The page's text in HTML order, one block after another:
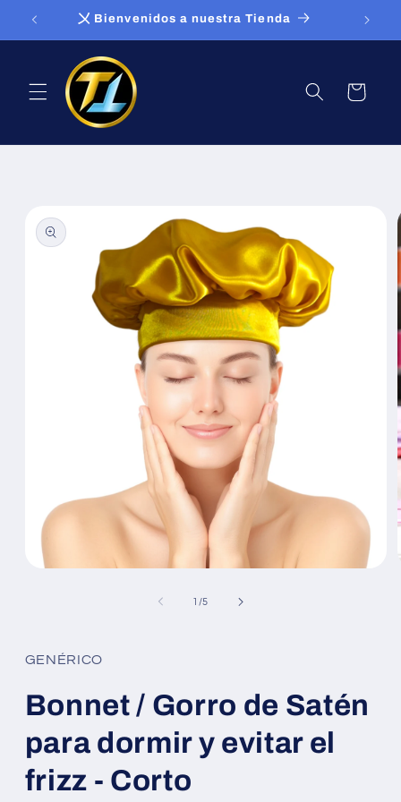
directamente
al contenido
〤 Bienvenidos a nuestra Tienda
Carrito
información
del producto
ventana
modal
1 /de
5
GENÉRICO
Bonnet / Gorro de Satén
para dormir y evitar el
frizz - Corto